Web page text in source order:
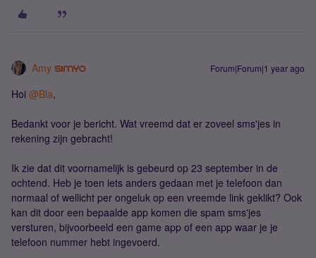
Amy Forum|Forum|1 year ago
Hoi ​ @Bla,
Bedankt voor je bericht. Wat vreemd dat er zoveel sms'jes in
rekening zijn gebracht!
Ik zie dat dit voornamelijk is gebeurd op 23 september in de
ochtend. Heb je toen iets anders gedaan met je telefoon dan
normaal of wellicht per ongeluk op een vreemde link geklikt? Ook
kan dit door een bepaalde app komen die spam sms'jes
versturen, bijvoorbeeld een game app of een app waar je je
telefoon nummer hebt ingevoerd.